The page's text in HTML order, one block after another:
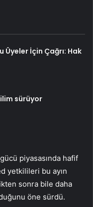
Üyeler İçin Çağrı: Hak
sürüyor
piyasasında hafif
yetkilileri bu ayın
sonra bile daha
öne sürdü.